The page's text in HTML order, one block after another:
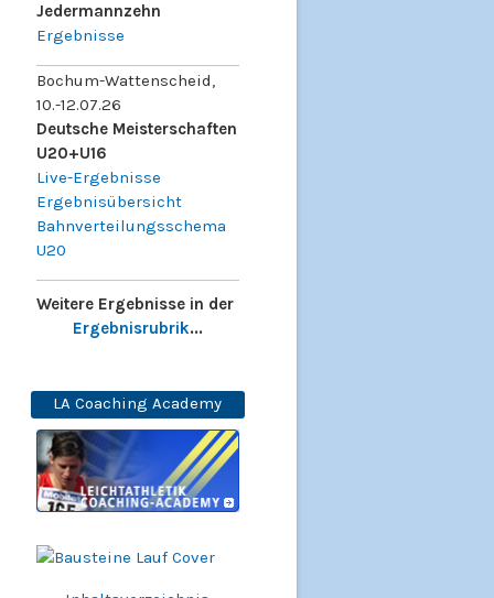
Jedermannzehn
Ergebnisse
Bochum-Wattenscheid,
10.-12.07.26
Deutsche Meisterschaften
U20+U16
Live-Ergebnisse
Ergebnisübersicht
Bahnverteilungsschema
U20
Weitere Ergebnisse in der
Ergebnisrubrik...
LA Coaching Academy